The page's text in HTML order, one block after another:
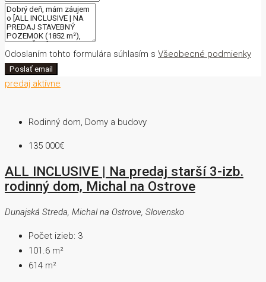
Odoslaním tohto formulára súhlasím s Všeobecné podmienky
Poslať email
predaj aktívne
Rodinný dom, Domy a budovy
135 000€
ALL INCLUSIVE | Na predaj starší 3-izb.
rodinný dom, Michal na Ostrove
Dunajská Streda, Michal na Ostrove, Slovensko
Počet izieb: 3
101.6 m²
614 m²